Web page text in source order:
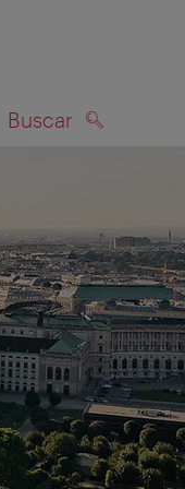
Buscar